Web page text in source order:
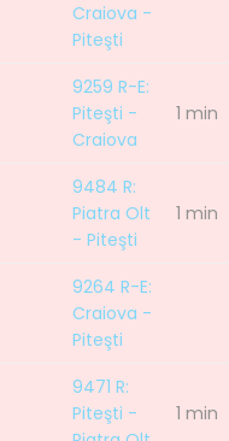
Craiova -
Piteşti
9259 R-E:
Piteşti -
Craiova
1 min
9484 R:
Piatra Olt
- Piteşti
1 min
9264 R-E:
Craiova -
Piteşti
9471 R:
Piteşti -
1 min